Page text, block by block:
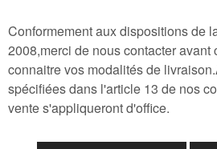
Conformement aux dispositions de
2008,merci de nous contacter avant
connaitre vos modalités de
spécifiées dans l'article 13 de nos
vente s'appliqueront d'office.